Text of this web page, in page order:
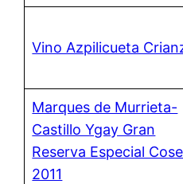
Vino Azpilicueta
Marques de Murrieta-
Castillo Ygay Gran
Reserva Especial
2011